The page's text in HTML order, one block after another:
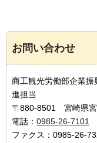
お問い合わせ
商工観光労働部企業
進担当
〒880-8501 宮崎県
電話： 0985-26-7101
ファクス：0985-26-